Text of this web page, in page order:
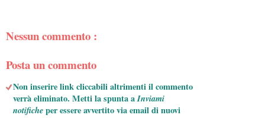
Nessun commento :
Posta un commento
Non inserire link cliccabili altrimenti il commento
verrà eliminato. Metti la spunta aInviami
notificheper essere avvertito via email di nuovi